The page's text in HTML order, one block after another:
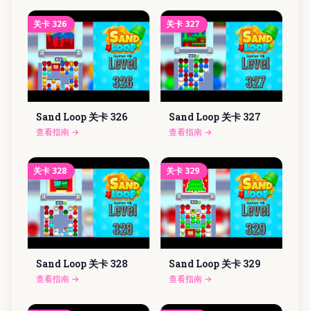
关卡 326
Sand Loop 关卡 326
查看指南 →
关卡 327
Sand Loop 关卡 327
查看指南 →
关卡 328
Sand Loop 关卡 328
查看指南 →
关卡 329
Sand Loop 关卡 329
查看指南 →